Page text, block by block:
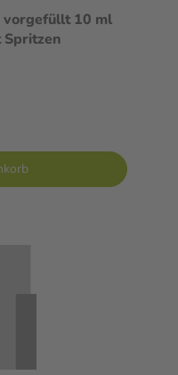
vorgefüllt 10 ml